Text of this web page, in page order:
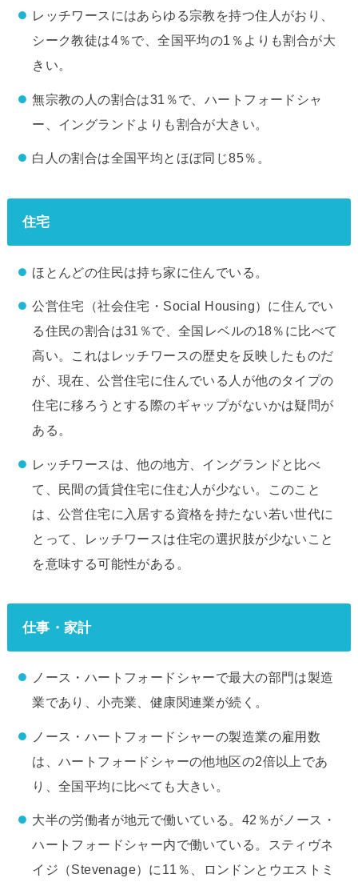
レッチワースにはあらゆる宗教を持つ住人がおり、
シーク教徒は4％で、全国平均の1％よりも割合が大
きい。
無宗教の人の割合は31％で、ハートフォードシャ
ー、イングランドよりも割合が大きい。
白人の割合は全国平均とほぼ同じ85％。
住宅
ほとんどの住民は持ち家に住んでいる。
公営住宅（社会住宅・Social Housing）に住んでい
る住民の割合は31％で、全国レベルの18％に比べて
高い。これはレッチワースの歴史を反映したものだ
が、現在、公営住宅に住んでいる人が他のタイプの
住宅に移ろうとする際のギャップがないかは疑問が
ある。
レッチワースは、他の地方、イングランドと比べ
て、民間の賃貸住宅に住む人が少ない。このこと
は、公営住宅に入居する資格を持たない若い世代に
とって、レッチワースは住宅の選択肢が少ないこと
を意味する可能性がある。
仕事・家計
ノース・ハートフォードシャーで最大の部門は製造
業であり、小売業、健康関連業が続く。
ノース・ハートフォードシャーの製造業の雇用数
は、ハートフォードシャーの他地区の2倍以上であ
り、全国平均に比べても大きい。
大半の労働者が地元で働いている。42％がノース・
ハートフォードシャー内で働いている。スティヴネ
イジ（Stevenage）に11％、ロンドンとウエストミ